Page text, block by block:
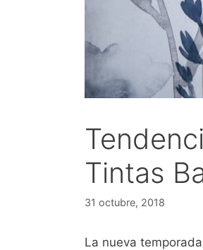
Tintas
31 octubre, 2018
La nueva